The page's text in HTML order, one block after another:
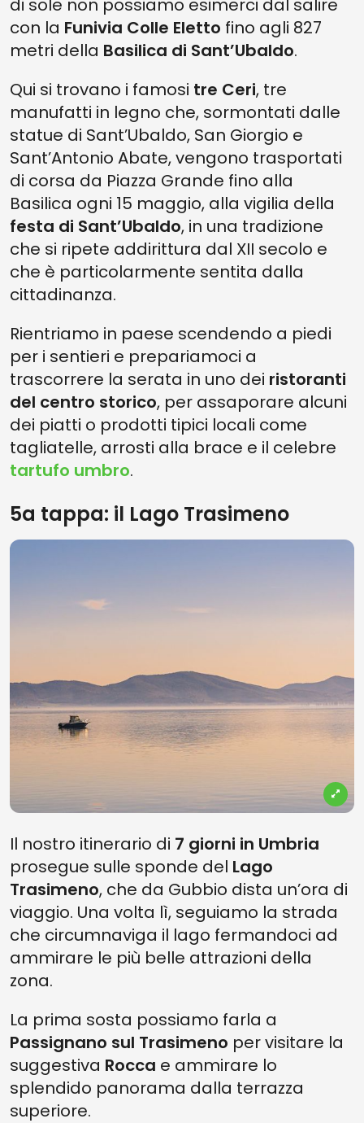
di sole non possiamo esimerci dal salire
con la Funivia Colle Eletto fino agli 827
metri della Basilica di Sant’Ubaldo.
Qui si trovano i famosi tre Ceri, tre
manufatti in legno che, sormontati dalle
statue di Sant’Ubaldo, San Giorgio e
Sant’Antonio Abate, vengono trasportati
di corsa da Piazza Grande fino alla
Basilica ogni 15 maggio, alla vigilia della
festa di Sant’Ubaldo, in una tradizione
che si ripete addirittura dal XII secolo e
che è particolarmente sentita dalla
cittadinanza.
Rientriamo in paese scendendo a piedi
per i sentieri e prepariamoci a
trascorrere la serata in uno dei ristoranti
del centro storico, per assaporare alcuni
dei piatti o prodotti tipici locali come
tagliatelle, arrosti alla brace e il celebre
tartufo umbro.
5a tappa: il Lago Trasimeno
Il nostro itinerario di 7 giorni in Umbria
prosegue sulle sponde del Lago
Trasimeno, che da Gubbio dista un’ora di
viaggio. Una volta lì, seguiamo la strada
che circumnaviga il lago fermandoci ad
ammirare le più belle attrazioni della
zona.
La prima sosta possiamo farla a
Passignano sul Trasimeno per visitare la
suggestiva Rocca e ammirare lo
splendido panorama dalla terrazza
superiore.